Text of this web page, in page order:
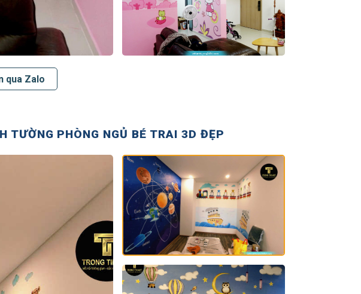
qua Zalo
TƯỜNG PHÒNG NGỦ BÉ TRAI 3D ĐẸP